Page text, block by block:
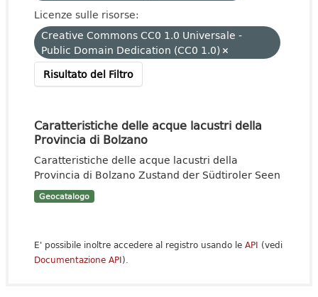
Licenze sulle risorse:
Creative Commons CC0 1.0 Universale -
Public Domain Dedication (CC0 1.0)
Risultato del Filtro
Caratteristiche delle acque lacustri della
Provincia di Bolzano
Caratteristiche delle acque lacustri della
Provincia di Bolzano Zustand der Südtiroler Seen
Geocatalogo
E' possibile inoltre accedere al registro usando le API (vedi
Documentazione API).